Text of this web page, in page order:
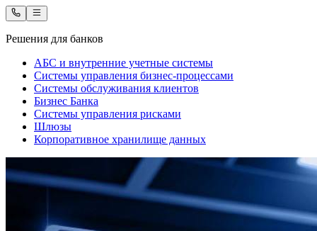
Решения для банков
АБС и внутренние учетные системы
Системы управления бизнес-процессами
Системы обслуживания клиентов
Бизнес Банка
Системы управления рисками
Шлюзы
Корпоративное хранилище данных